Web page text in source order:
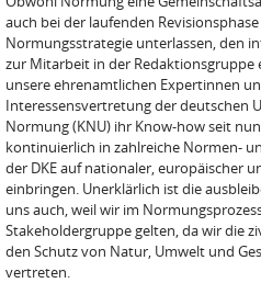
auch bei der laufenden
Normungsstrategie unterlassen, den
zur Mitarbeit in der Redaktionsgruppe
unsere ehrenamt­lichen Expertinnen
Interessensvertretung der deutschen
Normung (KNU) ihr Know-how seit
kontinuierlich in zahlreiche Normen-
der DKE auf nationaler, europäischer
einbringen. Unerklärlich ist die
uns auch, weil wir im
Stakeholdergruppe gelten, da wir die
den Schutz von Natur, Umwelt und
vertreten.